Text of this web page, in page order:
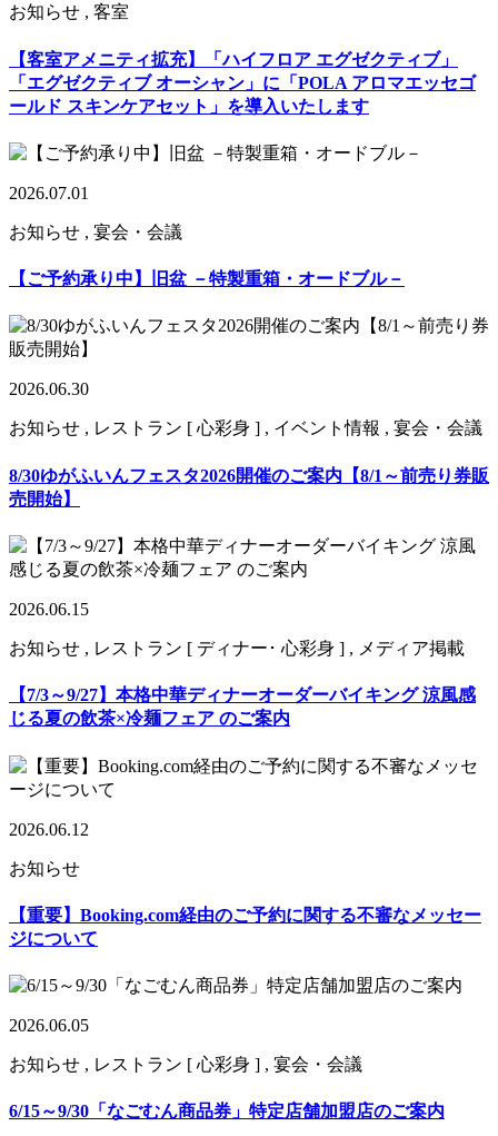
お知らせ , 客室
【客室アメニティ拡充】「ハイフロア エグゼクティブ」
「エグゼクティブ オーシャン」に「POLA アロマエッセゴ
ールド スキンケアセット」を導入いたします
2026.07.01
お知らせ , 宴会・会議
【ご予約承り中】旧盆 －特製重箱・オードブル－
2026.06.30
お知らせ , レストラン [ 心彩身 ] , イベント情報 , 宴会・会議
8/30ゆがふいんフェスタ2026開催のご案内【8/1～前売り券販
売開始】
2026.06.15
お知らせ , レストラン [ ディナー･ 心彩身 ] , メディア掲載
【7/3～9/27】本格中華ディナーオーダーバイキング 涼風感
じる夏の飲茶×冷麺フェア のご案内
2026.06.12
お知らせ
【重要】Booking.com経由のご予約に関する不審なメッセー
ジについて
2026.06.05
お知らせ , レストラン [ 心彩身 ] , 宴会・会議
6/15～9/30「なごむん商品券」特定店舗加盟店のご案内